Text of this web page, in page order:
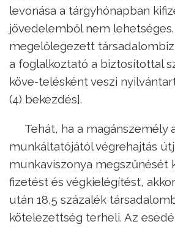
levonása a tárgyhónapban
jövedelemből nem lehetséges.
megelőlegezett
a foglalkoztató a biztosítottal
köve-telésként veszi
(4) bekezdés].
Tehát, ha a magánszemély
munkáltatójától végrehajtás
munkaviszonya megszűnését
fizetést és végkielégítést,
után 18,5 százalék
kötelezettség terheli. Az